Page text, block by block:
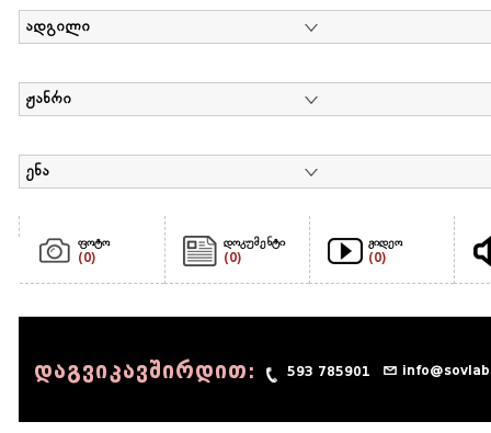
ადგილი
ჟანრი
ენა
ფოტო
(0)
დოკუმენტი
(0)
ვიდეო
(0)
დაგვიკავშირდით: 593 785901